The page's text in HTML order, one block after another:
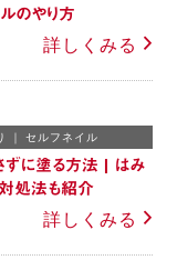
ルのやり方
詳しくみる
セルフネイル
ずに塗る方法 | はみ
処法も紹介
詳しくみる